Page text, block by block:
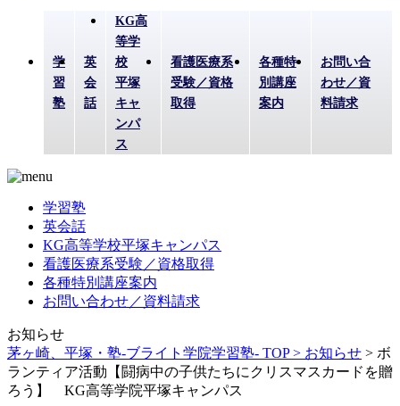
学
習
塾
英
会
話
KG高
等学
校
平塚
キャ
ンパ
ス
看護医療系
受験／資格
取得
各種特
別講座
案内
お問い合
わせ／資
料請求
学習塾
英会話
KG高等学校平塚キャンパス
看護医療系受験／資格取得
各種特別講座案内
お問い合わせ／資料請求
お知らせ
茅ヶ崎、平塚・塾-ブライト学院学習塾- TOP > お知らせ > ボ
ランティア活動【闘病中の子供たちにクリスマスカードを贈
ろう】 KG高等学院平塚キャンパス